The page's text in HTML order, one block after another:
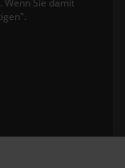
Wenn Sie damit